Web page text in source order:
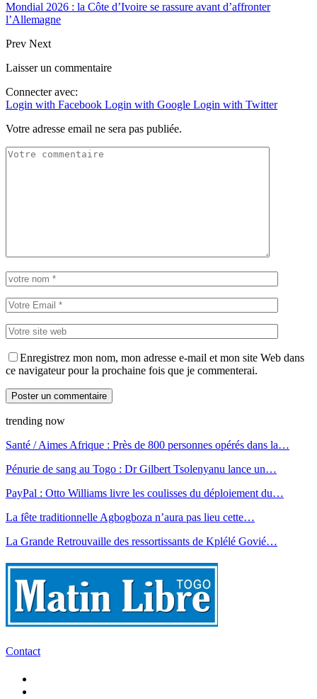
Mondial 2026 : la Côte d’Ivoire se rassure avant d’affronter
l’Allemagne
Prev Next
Laisser un commentaire
Connecter avec:
Login with Facebook Login with Google Login with Twitter
Votre adresse email ne sera pas publiée.
Enregistrez mon nom, mon adresse e-mail et mon site Web dans
ce navigateur pour la prochaine fois que je commenterai.
trending now
Santé / Aimes Afrique : Près de 800 personnes opérés dans la…
Pénurie de sang au Togo : Dr Gilbert Tsolenyanu lance un…
PayPal : Otto Williams livre les coulisses du déploiement du…
La fête traditionnelle Agbogboza n’aura pas lieu cette…
La Grande Retrouvaille des ressortissants de Kplélé Govié…
Contact